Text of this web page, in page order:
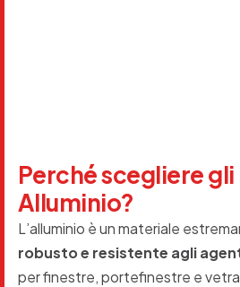
Perchésceglieregli
Alluminio?
L’alluminio è un materiale
robusto e resistente agli
per finestre, portefinestre e